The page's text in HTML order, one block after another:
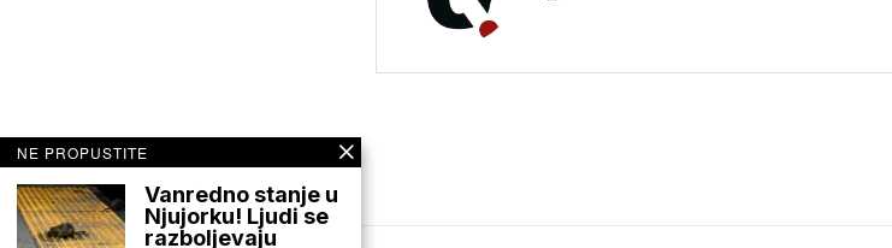
NE PROPUSTITE
Vanredno stanje u
Njujorku! Ljudi se
razboljevaju